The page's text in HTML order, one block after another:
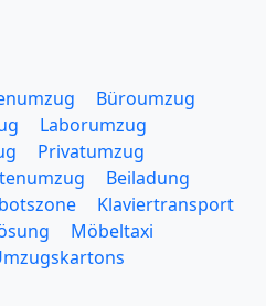
Büroumzug
Laborumzug
Privatumzug
Beiladung
Klaviertransport
Möbeltaxi